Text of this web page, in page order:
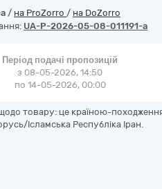
/ на ProZorro / на DoZorro
UA-P-2026-05-08-011191-a
Період подачі пропозицій
з 08-05-2026, 14:50
по 14-05-2026, 00:00
товару: це країною-
Ісламська Республіка Іран.